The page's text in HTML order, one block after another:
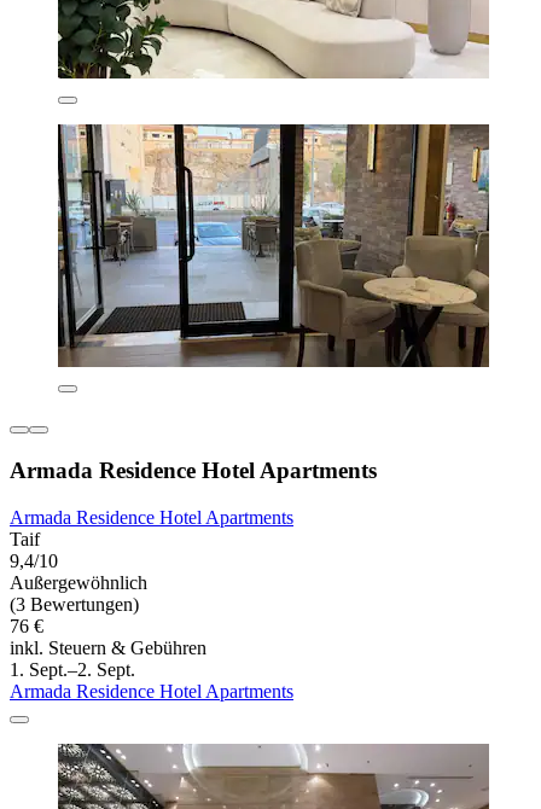
Armada Residence Hotel Apartments
Armada Residence Hotel Apartments
Taif
9,4/10
Außergewöhnlich
(3 Bewertungen)
76 €
inkl. Steuern & Gebühren
1. Sept.–2. Sept.
Armada Residence Hotel Apartments